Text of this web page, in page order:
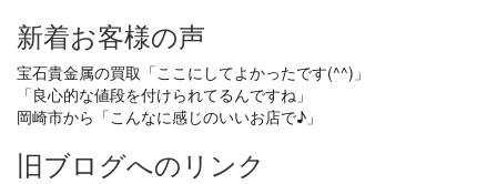
新着お客様の声
宝石貴金属の買取「ここにしてよかったです(^^)」
「良心的な値段を付けられてるんですね」
岡崎市から「こんなに感じのいいお店で♪」
旧ブログへのリンク